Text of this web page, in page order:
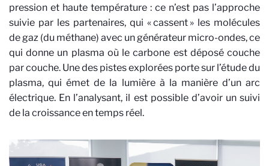
pression et haute température : ce n’est pas l’approche
suivie par les partenaires, qui « cassent » les molécules
de gaz (du méthane) avec un générateur micro-ondes, ce
qui donne un plasma où le carbone est déposé couche
par couche. Une des pistes explorées porte sur l’étude du
plasma, qui émet de la lumière à la manière d’un arc
électrique. En l’analysant, il est possible d’avoir un suivi
de la croissance en temps réel.